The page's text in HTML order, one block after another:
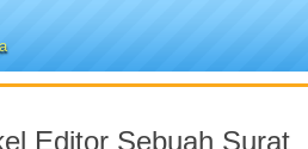
Editor Sebuah Surat